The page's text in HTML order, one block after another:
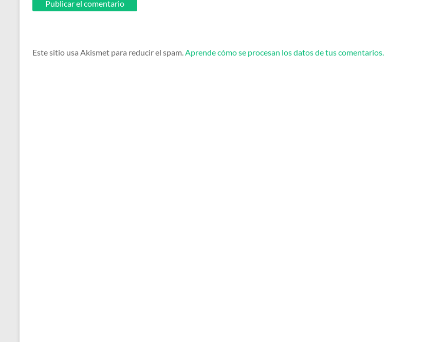
Este sitio usa Akismet para reducir el spam.Aprende cómo se procesan los datos de tus comentarios.